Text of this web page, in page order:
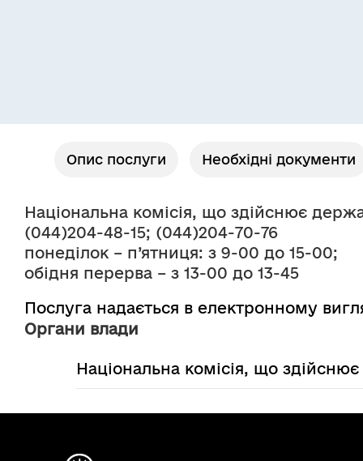
Опис послуги Необхідні документи
Національна комісія, що здійснює
(044)204-48-15; (044)204-70-76
понеділок – п’ятниця: з 9-00 до 15-00;
обідня перерва – з 13-00 до 13-45
Послуга надається в електронному
Органи влади
Національна комісія, що